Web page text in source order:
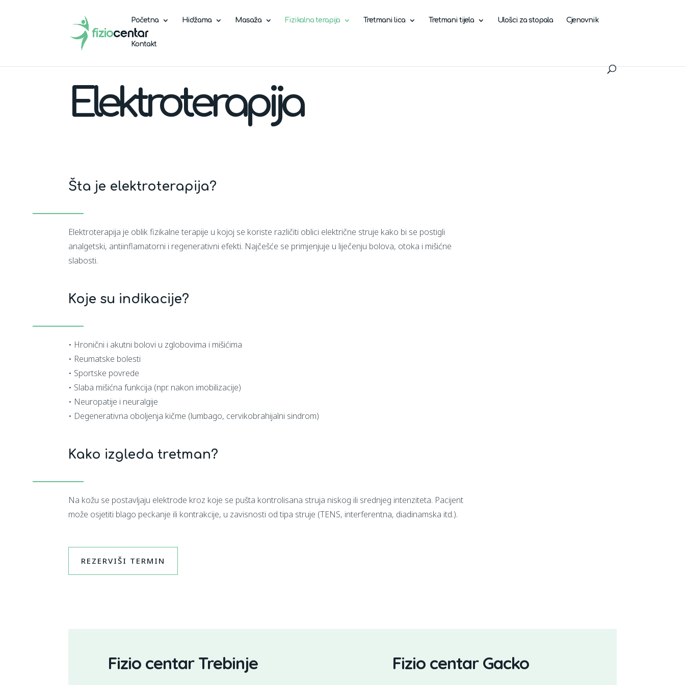
Početna Hidžama Masaža Fizikalna terapija Tretmani lica Tretmani tijela Ulošci za stopala Cjenovnik
Kontakt
Elektroterapija
Šta je elektroterapija?
Elektroterapija je oblik fizikalne terapije u kojoj se koriste različiti oblici električne struje kako bi se postigli
analgetski, antiinflamatorni i regenerativni efekti. Najčešće se primjenjuje u liječenju bolova, otoka i mišićne
slabosti.
Koje su indikacije?
• Hronični i akutni bolovi u zglobovima i mišićima
• Reumatske bolesti
• Sportske povrede
• Slaba mišićna funkcija (npr. nakon imobilizacije)
• Neuropatije i neuralgije
• Degenerativna oboljenja kičme (lumbago, cervikobrahijalni sindrom)
Kako izgleda tretman?
Na kožu se postavljaju elektrode kroz koje se pušta kontrolisana struja niskog ili srednjeg intenziteta. Pacijent
može osjetiti blago peckanje ili kontrakcije, u zavisnosti od tipa struje (TENS, interferentna, diadinamska itd.).
REZERVIŠI TERMIN
Fizio centar Trebinje Fizio centar Gacko